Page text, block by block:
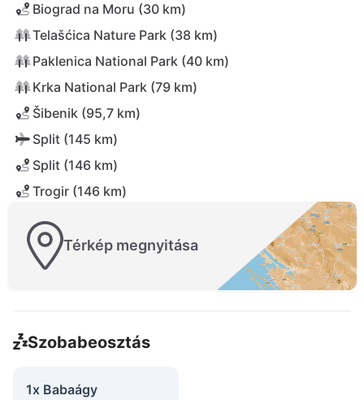
Biograd na Moru (30 km)
Telašćica Nature Park (38 km)
Paklenica National Park (40 km)
Krka National Park (79 km)
Šibenik (95,7 km)
Split (145 km)
Split (146 km)
Trogir (146 km)
Térkép megnyitása
Szobabeosztás
1x Babaágy